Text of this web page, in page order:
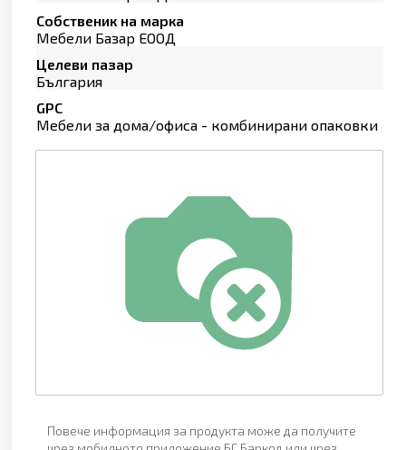
Собственик на марка
Мебели Базар ЕООД
Целеви пазар
България
GPC
Мебели за дома/офиса - комбинирани опаковки
Повече информация за продукта може да получите